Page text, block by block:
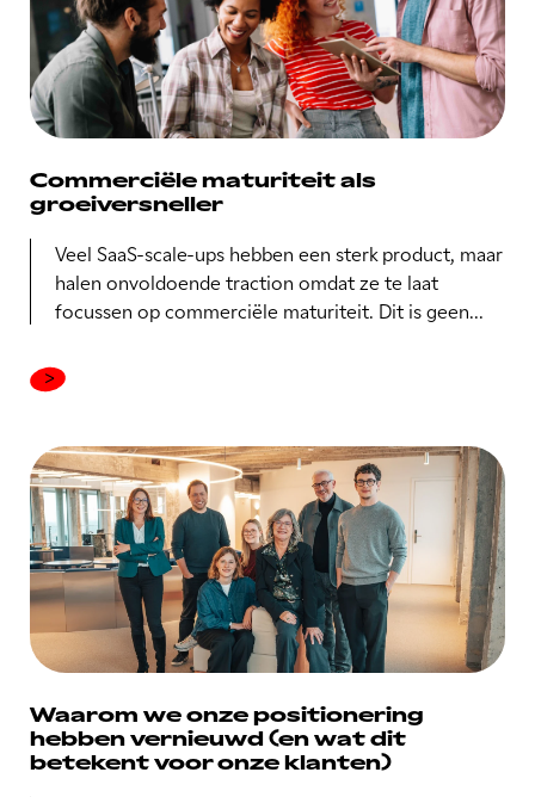
Commerciële maturiteit als
groeiversneller
Veel SaaS-scale-ups hebben een sterk product, maar
halen onvoldoende traction omdat ze te laat
focussen op commerciële maturiteit. Dit is geen...
Waarom we onze positionering
hebben vernieuwd (en wat dit
betekent voor onze klanten)